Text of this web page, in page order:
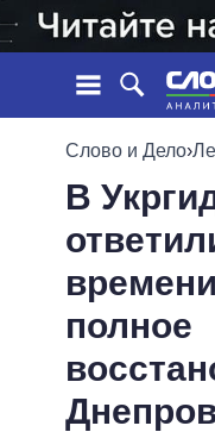
ЛЕНТА
СОБЫТИЯ
СТАТЬИ
МНЕНИЯ
ОБЗОРЫ
ДАЙДЖЕСТЫ
ВСЕ
ПРЕЗИДЕНТ И
ВЕРХОВНАЯ
КАБИНЕТ
Слово и Дело›
В
полное